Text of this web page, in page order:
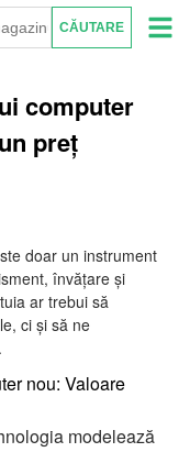
computer
preț
doar un instrument
învățare și
ar trebui să
ci și să ne
modelează